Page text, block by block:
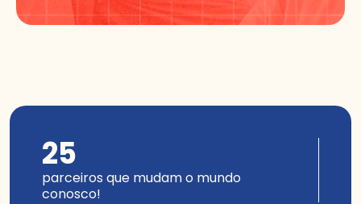
parceiros que mudam o mundo
conosco!
25